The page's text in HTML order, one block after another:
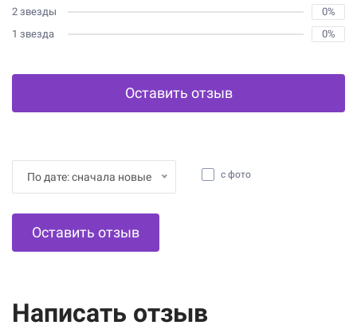
2 звезды
0%
1 звезда
0%
Оставить отзыв
По дате: сначала новые с фото
Оставить отзыв
Написать отзыв